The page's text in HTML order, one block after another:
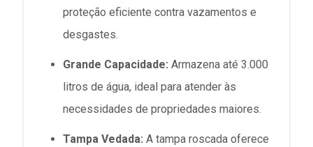
proteção eficiente contra vazamentos e
desgastes.
Grande Capacidade: Armazena até 3.000
litros de água, ideal para atender às
necessidades de propriedades maiores.
Tampa Vedada: A tampa roscada oferece